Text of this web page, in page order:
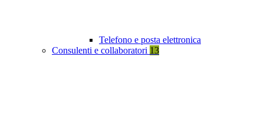
Telefono e posta elettronica
Consulenti e collaboratori 13